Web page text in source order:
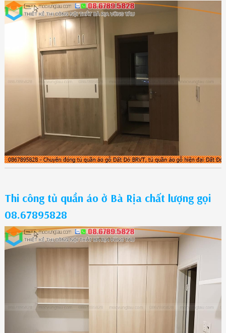
Thi công tủ quần áo ở Bà Rịa chất lượng gọi
08.67895828